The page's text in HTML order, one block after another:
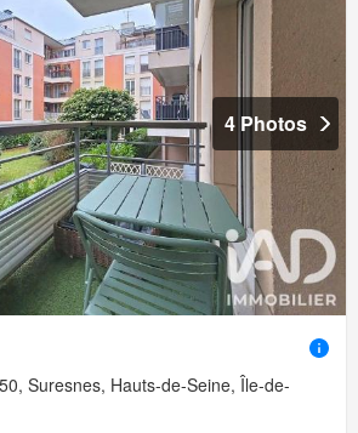
4 Photos
Suresnes, Hauts-de-Seine, Île-de-